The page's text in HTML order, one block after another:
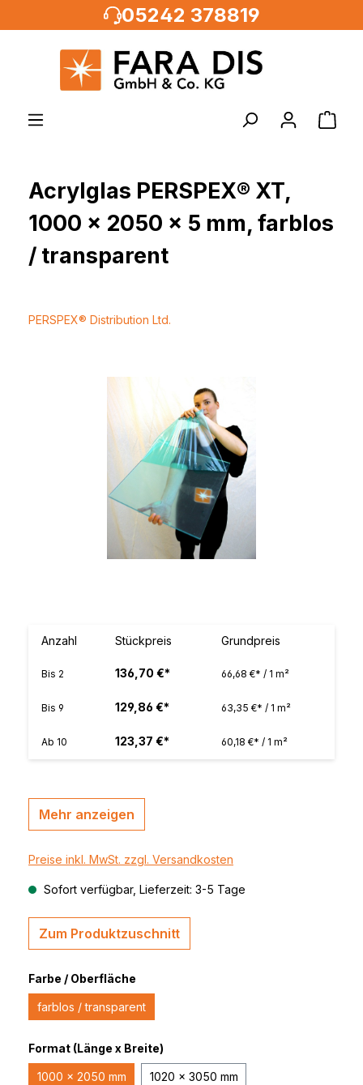
05242 378819
Acrylglas PERSPEX® XT,
1000 x 2050 x 5 mm, farblos
/ transparent
PERSPEX® Distribution Ltd.
Anzahl Stückpreis Grundpreis
Bis 2 136,70 €* 66,68 €* / 1 m²
Bis 9 129,86 €* 63,35 €* / 1 m²
Ab 10 123,37 €* 60,18 €* / 1 m²
Mehr anzeigen
Preise inkl. MwSt. zzgl. Versandkosten
Sofort verfügbar, Lieferzeit: 3-5 Tage
Zum Produktzuschnitt
Farbe / Oberfläche
farblos / transparent
Format (Länge x Breite)
1000 x 2050 mm 1020 x 3050 mm